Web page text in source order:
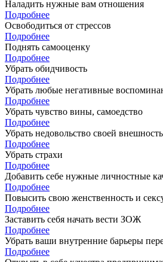
Наладить нужные вам отношения
Подробнее
Освободиться от стрессов
Подробнее
Поднять самооценку
Подробнее
Убрать обидчивость
Подробнее
Убрать любые негативные
Подробнее
Убрать чувство вины, самоедство
Подробнее
Убрать недовольство своей
Подробнее
Убрать страхи
Подробнее
Добавить себе нужные личностные
Подробнее
Повысить свою женственность и
Подробнее
Заставить себя начать вести ЗОЖ
Подробнее
Убрать ваши внутренние барьеры
Подробнее